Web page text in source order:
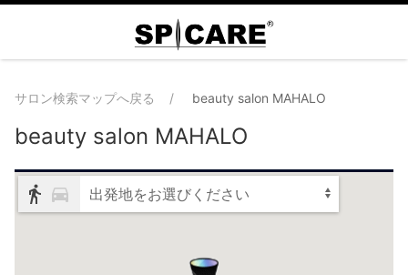
サロン検索マップへ戻る beauty salon MAHALO
beauty salon MAHALO
出発地をお選びください